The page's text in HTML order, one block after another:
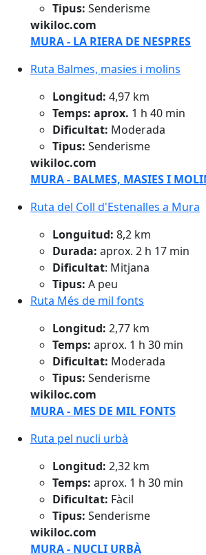
Tipus: Senderisme
wikiloc.com
MURA - LA RIERA DE NESPRES
Ruta Balmes, masies i molins
Ruta Balmes, masies i molins
Longitud: 4,97 km
Temps: aprox. 1 h 40 min
Dificultat: Moderada
Tipus: Senderisme
wikiloc.com
MURA - BALMES, MASIES I
Ruta del Coll d'Estenalles a Mura
Ruta del Coll d'Estenalles a Mura
Longuitud: 8,2 km
Durada: aprox. 2 h 17 min
Dificultat: Mitjana
Tipus: A peu
Ruta Més de mil fonts
Ruta Més de mil fonts
Longitud: 2,77 km
Temps: aprox. 1 h 30 min
Dificultat: Moderada
Tipus: Senderisme
wikiloc.com
MURA - MES DE MIL FONTS
Ruta pel nucli urbà
Ruta pel nucli urbà
Longitud: 2,32 km
Temps: aprox. 1 h 30 min
Dificultat: Fàcil
Tipus: Senderisme
wikiloc.com
MURA - NUCLI URBÀ